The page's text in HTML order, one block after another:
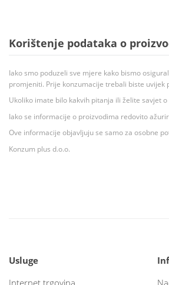
Korištenje podataka o
Iako smo poduzeli sve mjere kako bismo
promjeniti. Prije konzumacije trebali biste
Ukoliko imate bilo kakvih pitanja ili želite savjet
Iako se informacije o proizvodima redovito
Ove informacije objavljuju se samo za osobne
Konzum plus d.o.o.
Usluge
Internet trgovina